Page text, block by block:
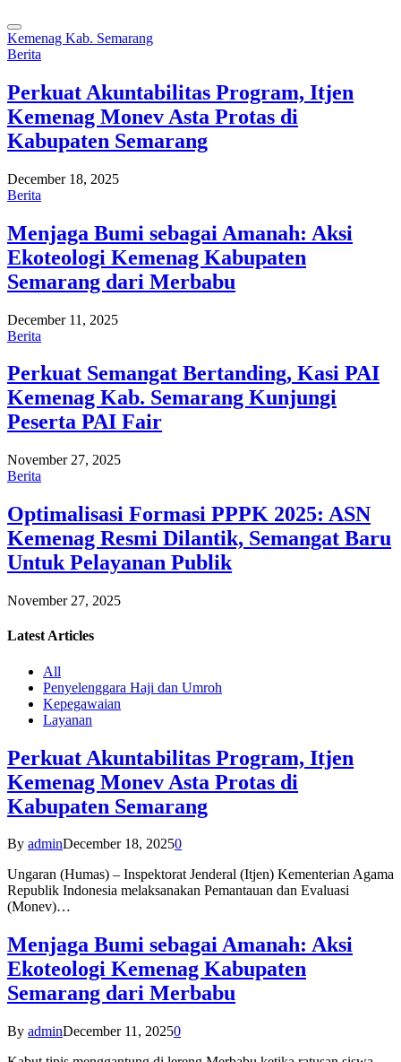
Kemenag Kab. Semarang
Berita
Perkuat Akuntabilitas Program, Itjen
Kemenag Monev Asta Protas di
Kabupaten Semarang
December 18, 2025
Berita
Menjaga Bumi sebagai Amanah: Aksi
Ekoteologi Kemenag Kabupaten
Semarang dari Merbabu
December 11, 2025
Berita
Perkuat Semangat Bertanding, Kasi PAI
Kemenag Kab. Semarang Kunjungi
Peserta PAI Fair
November 27, 2025
Berita
Optimalisasi Formasi PPPK 2025: ASN
Kemenag Resmi Dilantik, Semangat Baru
Untuk Pelayanan Publik
November 27, 2025
Latest Articles
All
Penyelenggara Haji dan Umroh
Kepegawaian
Layanan
Perkuat Akuntabilitas Program, Itjen
Kemenag Monev Asta Protas di
Kabupaten Semarang
By adminDecember 18, 20250
Ungaran (Humas) – Inspektorat Jenderal (Itjen) Kementerian Agama
Republik Indonesia melaksanakan Pemantauan dan Evaluasi
(Monev)…
Menjaga Bumi sebagai Amanah: Aksi
Ekoteologi Kemenag Kabupaten
Semarang dari Merbabu
By adminDecember 11, 20250